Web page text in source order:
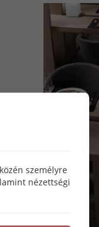
személyre
nézettségi